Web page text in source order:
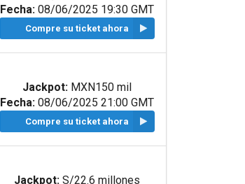
Fecha:08/06/2025 19:30 GMT
Compre su ticket ahora
Jackpot:MXN150 mil
Fecha:08/06/2025 21:00 GMT
Compre su ticket ahora
Jackpot:S/22.6 millones